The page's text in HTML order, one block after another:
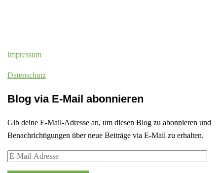
Impressum
Datenschutz
Blog via E-Mail abonnieren
Gib deine E-Mail-Adresse an, um diesen Blog zu abonnieren und
Benachrichtigungen über neue Beiträge via E-Mail zu erhalten.
E-